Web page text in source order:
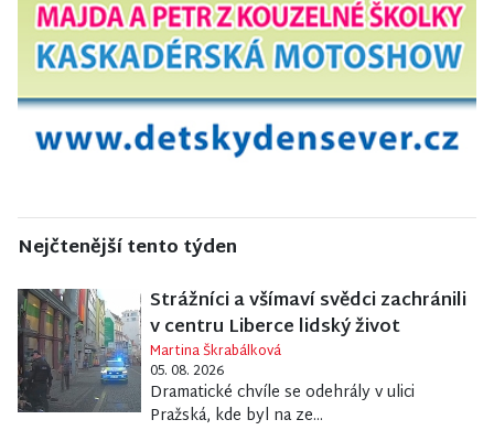
Nejčtenější tento týden
Strážníci a všímaví svědci zachránili
v centru Liberce lidský život
Martina Škrabálková
05. 08. 2026
Dramatické chvíle se odehrály v ulici
Pražská, kde byl na ze...